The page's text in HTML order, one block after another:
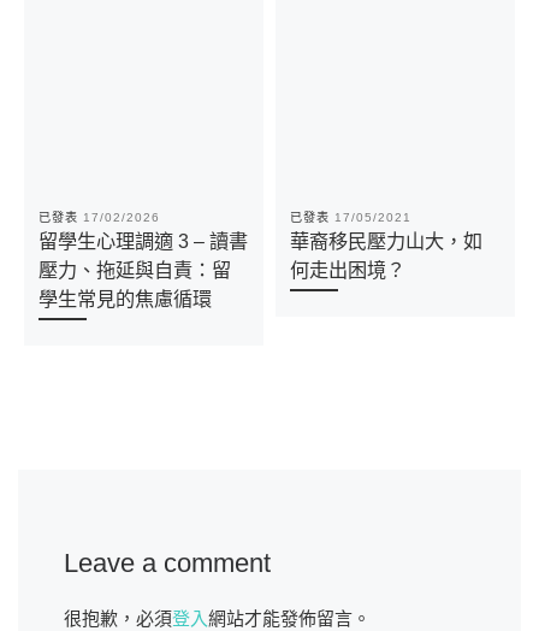
已發表 17/02/2026
留學生心理調適 3 – 讀書
壓力、拖延與自責：留
學生常見的焦慮循環
已發表 17/05/2021
華裔移民壓力山大，如
何走出困境？
Leave a comment
很抱歉，必須登入網站才能發佈留言。